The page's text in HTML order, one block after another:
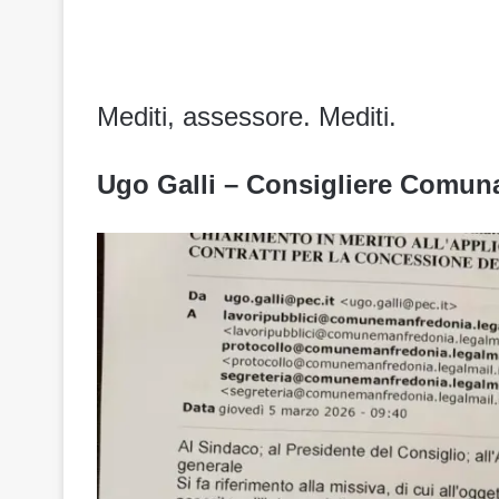
Mediti, assessore. Mediti.
Ugo Galli – Consigliere